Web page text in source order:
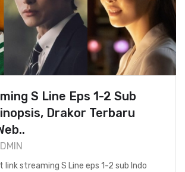
S Line Eps 1-2 Sub
Drakor Terbaru
link streaming S Line eps 1-2 sub Indo